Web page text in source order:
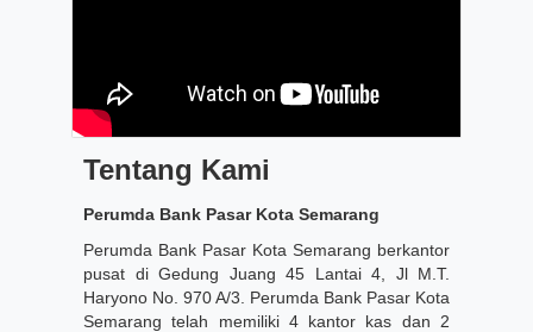
Tentang Kami
Perumda Bank Pasar Kota Semarang
Perumda Bank Pasar Kota Semarang berkantor
pusat di Gedung Juang 45 Lantai 4, Jl M.T.
Haryono No. 970 A/3. Perumda Bank Pasar Kota
Semarang telah memiliki 4 kantor kas dan 2